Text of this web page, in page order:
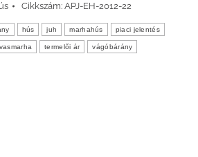
Cikkszám: APJ-EH-2012-22
hús juh marhahús piaci jelentés
termelői ár vágóbárány